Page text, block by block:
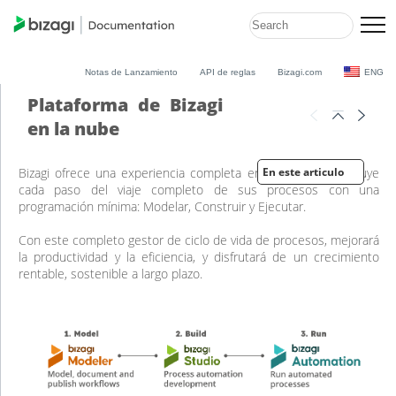
Notas de Lanzamiento API de reglas Bizagi.com ENG